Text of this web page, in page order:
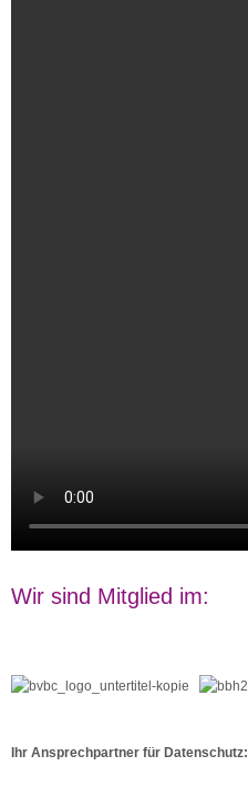
Wir sind Mitglied im:
Ihr Ansprechpartner für Datenschutz: